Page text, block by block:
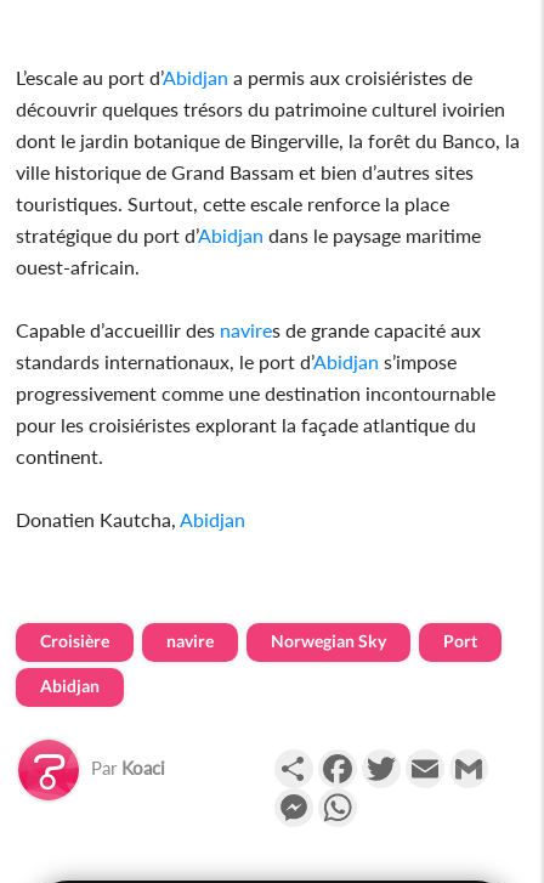
L’escale au port d’Abidjan a permis aux croisiéristes de
découvrir quelques trésors du patrimoine culturel ivoirien
dont le jardin botanique de Bingerville, la forêt du Banco, la
ville historique de Grand Bassam et bien d’autres sites
touristiques. Surtout, cette escale renforce la place
stratégique du port d’Abidjan dans le paysage maritime
ouest-africain.
Capable d’accueillir des navires de grande capacité aux
standards internationaux, le port d’Abidjan s’impose
progressivement comme une destination incontournable
pour les croisiéristes explorant la façade atlantique du
continent.
Donatien Kautcha, Abidjan
Croisière navire Norwegian Sky Port
Abidjan
Par Koaci PartagerFacebookTwitterEmail
Messenger